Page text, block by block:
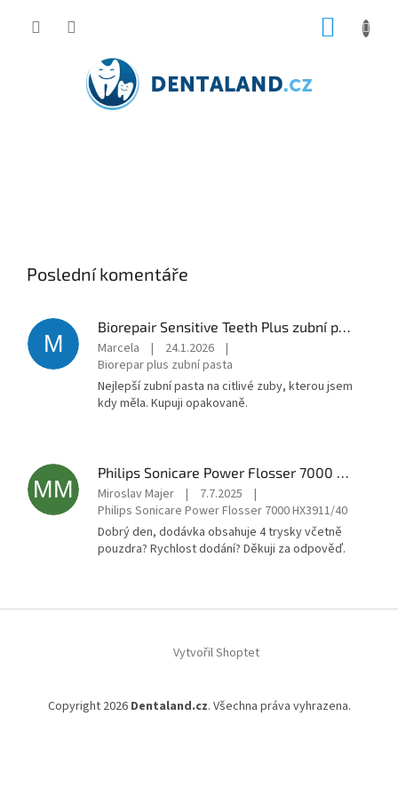
Poslední komentáře
M
Biorepair Sensitive Teeth Plus zubní pasta 75 ml
Marcela | 24.1.2026
|
Biorepar plus zubní pasta
Nejlepší zubní pasta na citlivé zuby, kterou jsem
kdy měla. Kupuji opakovaně.
MM
Philips Sonicare Power Flosser 7000 HX3911/40
Miroslav Majer | 7.7.2025
|
Philips Sonicare Power Flosser 7000 HX3911/40
Dobrý den, dodávka obsahuje 4 trysky včetně
pouzdra? Rychlost dodání? Děkuji za odpověď.
Vytvořil Shoptet
Copyright 2026 Dentaland.cz. Všechna práva vyhrazena.